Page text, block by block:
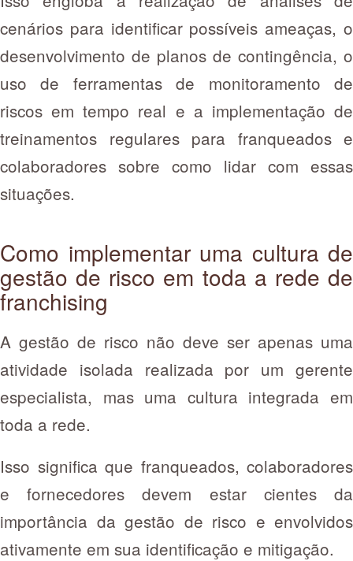
cenários para identificar possíveis ameaças, o
desenvolvimento de planos de contingência, o
uso de ferramentas de monitoramento de
riscos em tempo real e a implementação de
treinamentos regulares para franqueados e
colaboradores sobre como lidar com essas
situações.
Como implementar uma cultura de
gestão de risco em toda a rede de
franchising
A gestão de risco não deve ser apenas uma
atividade isolada realizada por um gerente
especialista, mas uma cultura integrada em
toda a rede.
Isso significa que franqueados, colaboradores
e fornecedores devem estar cientes da
importância da gestão de risco e envolvidos
ativamente em sua identificação e mitigação.